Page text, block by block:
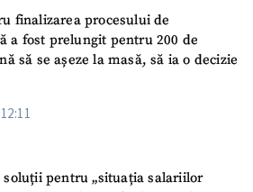
finalizarea procesului de
a fost prelungit pentru 200 de
să se așeze la masă, să ia o decizie
pentru „situația salariilor